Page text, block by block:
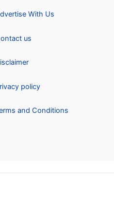
Advertise With Us
Contact us
Disclaimer
Privacy policy
Terms and Conditions